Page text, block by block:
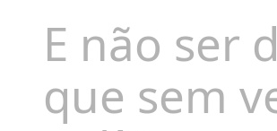
E não ser
que sem